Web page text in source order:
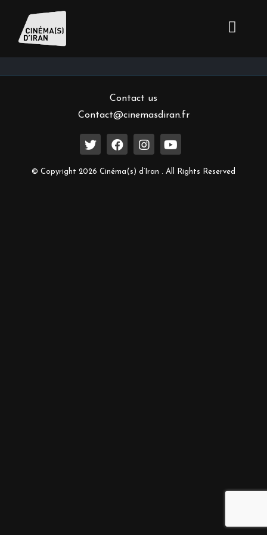
Inscrivez-vous à notre newsletter
Contact us
Contact@cinemasdiran.fr
© Copyright 2026 Cinéma(s) d’Iran . All Rights Reserved